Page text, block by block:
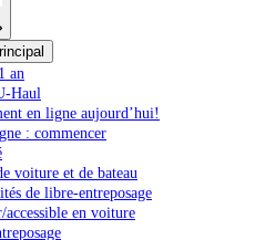
an
Haul
en ligne aujourd’hui!
: commencer
voiture et de bateau
de libre-entreposage
accessible en voiture